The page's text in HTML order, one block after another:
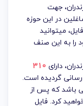
جهت
در این حوزه
میتوانید
را به این صنف
، دارای 310
110,000 تومان می باشد که پس از
کرد. فایل